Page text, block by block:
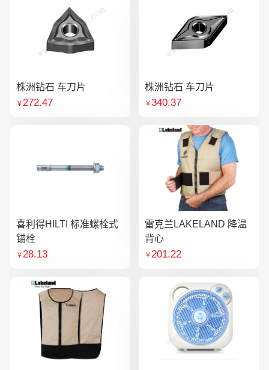
株洲钻石 车刀片
￥272.47
株洲钻石 车刀片
￥340.37
喜利得HILTI 标准螺栓式
锚栓
￥28.13
雷克兰LAKELAND 降温
背心
￥201.22